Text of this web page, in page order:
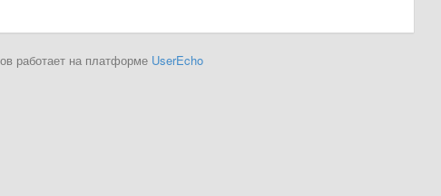
работает на платформе UserEcho